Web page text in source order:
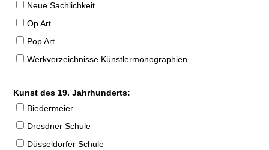
Neue Sachlichkeit
Op Art
Pop Art
Werkverzeichnisse Künstlermonographien
Kunst des 19. Jahrhunderts:
Biedermeier
Dresdner Schule
Düsseldorfer Schule